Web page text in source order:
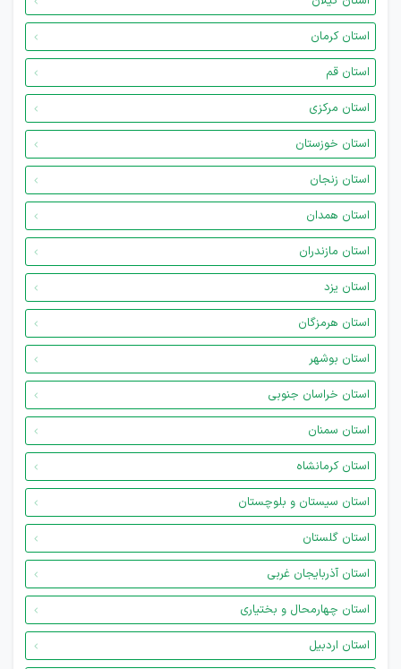
استان کرمان
استان قم
استان مرکزی
استان خوزستان
استان زنجان
استان همدان
استان مازندران
استان یزد
استان هرمزگان
استان بوشهر
استان خراسان جنوبی
استان سمنان
استان کرمانشاه
استان سیستان و بلوچستان
استان گلستان
استان آذربایجان غربی
استان چهارمحال و بختیاری
استان اردبیل